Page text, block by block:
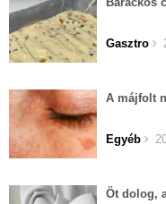
Gasztro
A májfolt
Egyéb
Öt dolog,